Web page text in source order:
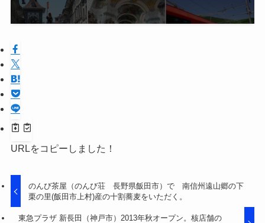
URLをコピーしました！
のんび茶屋（のんび荘 長野県飯田市）で 南信州遠山郷の下
栗の里(飯田市上村)産の十割蕎麦をいただく。
東急プラザ 新長田（神戸市）2013年秋オープン。核店舗の